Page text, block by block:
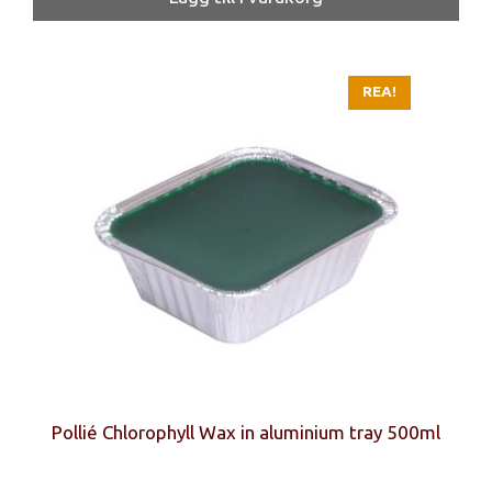
var:
är:
REA!
Pollié Chlorophyll Wax in aluminium tray 500ml